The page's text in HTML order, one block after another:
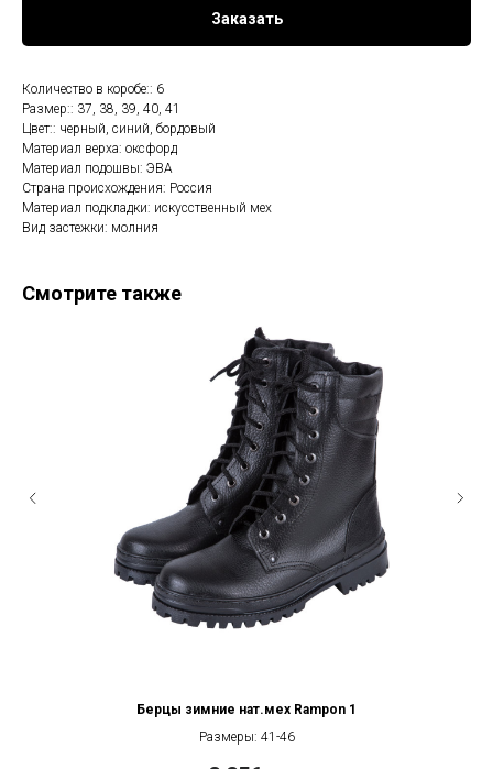
Заказать
Количество в коробе:: 6
Размер:: 37, 38, 39, 40, 41
Цвет:: черный, синий, бордовый
Материал верха: оксфорд
Материал подошвы: ЭВА
Страна происхождения: Россия
Материал подкладки: искусственный мех
Вид застежки: молния
Смотрите также
Берцы зимние нат.мех Rampon 1
Размеры: 41-46